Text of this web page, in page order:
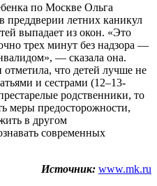
по Москве Ольга
преддверии летних каникул
выпадает из окон. «Это
трех минут без надзора —
— сказала она.
что детей лучше не
и сестрами (12–13-
родственники, то
меры предосторожности,
в другом
современных
Источник: www.mk.ru